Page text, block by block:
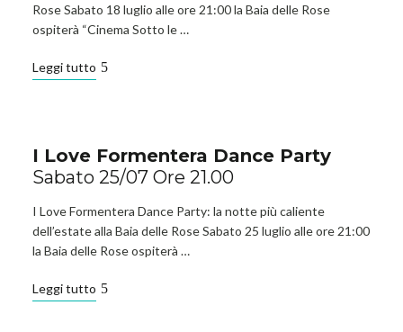
Rose Sabato 18 luglio alle ore 21:00 la Baia delle Rose
ospiterà “Cinema Sotto le …
Leggi tutto
I Love Formentera Dance Party
Sabato 25/07 Ore 21.00
I Love Formentera Dance Party: la notte più caliente
dell’estate alla Baia delle Rose Sabato 25 luglio alle ore 21:00
la Baia delle Rose ospiterà …
Leggi tutto